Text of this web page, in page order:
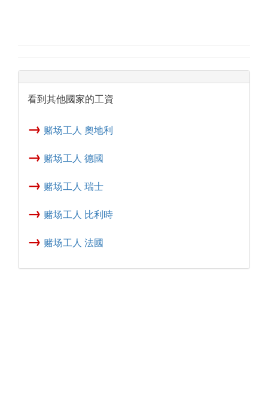
看到其他國家的工資
→ 赌场工人 奧地利
→ 赌场工人 德國
→ 赌场工人 瑞士
→ 赌场工人 比利時
→ 赌场工人 法國